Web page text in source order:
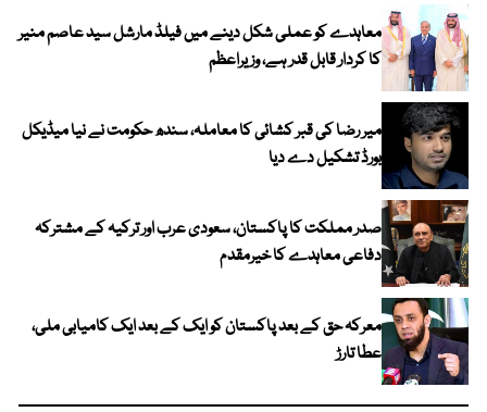
معاہدے کو عملی شکل دینے میں فیلڈ مارشل سید عاصم منیر
کا کردار قابل قدر ہے، وزیراعظم
میر رضا کی قبر کشائی کا معاملہ، سندھ حکومت نے نیا میڈیکل
بورڈ تشکیل دے دیا
صدر مملکت کا پاکستان، سعودی عرب اور ترکیہ کے مشترکہ
دفاعی معاہدے کا خیرمقدم
معرکہ حق کے بعد پاکستان کو ایک کے بعد ایک کامیابی ملی،
عطا تارڑ